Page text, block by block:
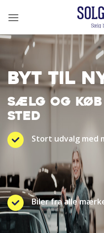
BYT TIL
SÆLG OG KØB
STED
Stort udvalg med
Biler fra alle